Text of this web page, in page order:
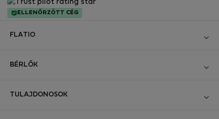
ELLENŐRZÖTT CÉG
FLATIO
Csatlakozzon a Digitális Nomád Tesztelő Klubhoz
BÉRLŐK
TULAJDONOSOK